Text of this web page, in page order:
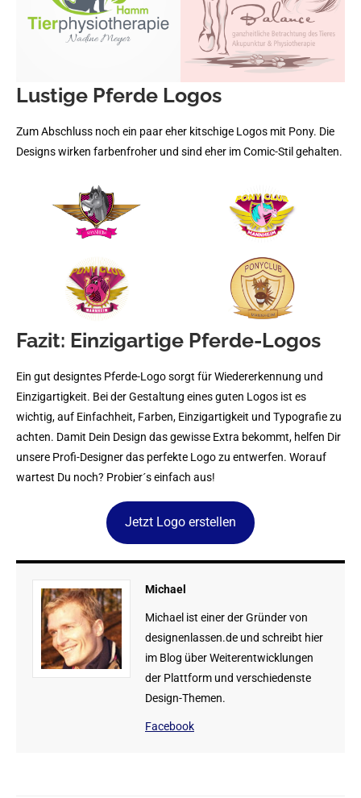
Lustige Pferde Logos
Zum Abschluss noch ein paar eher kitschige Logos mit Pony. Die
Designs wirken farbenfroher und sind eher im Comic-Stil gehalten.
Fazit: Einzigartige Pferde-Logos
Ein gut designtes Pferde-Logo sorgt für Wiedererkennung und
Einzigartigkeit. Bei der Gestaltung eines guten Logos ist es
wichtig, auf Einfachheit, Farben, Einzigartigkeit und Typografie zu
achten. Damit Dein Design das gewisse Extra bekommt, helfen Dir
unsere Profi-Designer das perfekte Logo zu entwerfen. Worauf
wartest Du noch? Probier´s einfach aus!
Jetzt Logo erstellen
Michael
Michael ist einer der Gründer von
designenlassen.de und schreibt hier
im Blog über Weiterentwicklungen
der Plattform und verschiedenste
Design-Themen.
Facebook